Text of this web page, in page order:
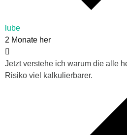
lube
2 Monate her
Jetzt verstehe ich warum die alle
Risiko viel kalkulierbarer.